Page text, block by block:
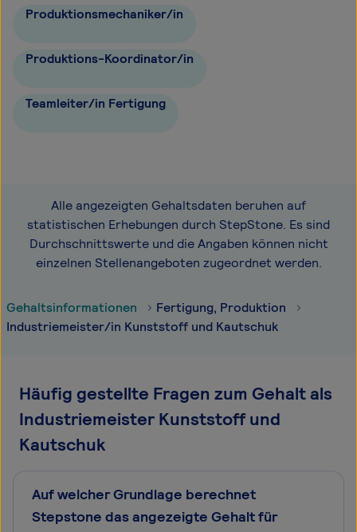
Produktionsmechaniker/in
Produktions-Koordinator/in
Teamleiter/in Fertigung
Alle angezeigten Gehaltsdaten beruhen auf
statistischen Erhebungen durch StepStone. Es sind
Durchschnittswerte und die Angaben können nicht
einzelnen Stellenangeboten zugeordnet werden.
Gehaltsinformationen
Fertigung, Produktion
Industriemeister/in Kunststoff und Kautschuk
Häufig gestellte Fragen zum Gehalt als
Industriemeister Kunststoff und
Kautschuk
Auf welcher Grundlage berechnet
Stepstone das angezeigte Gehalt für